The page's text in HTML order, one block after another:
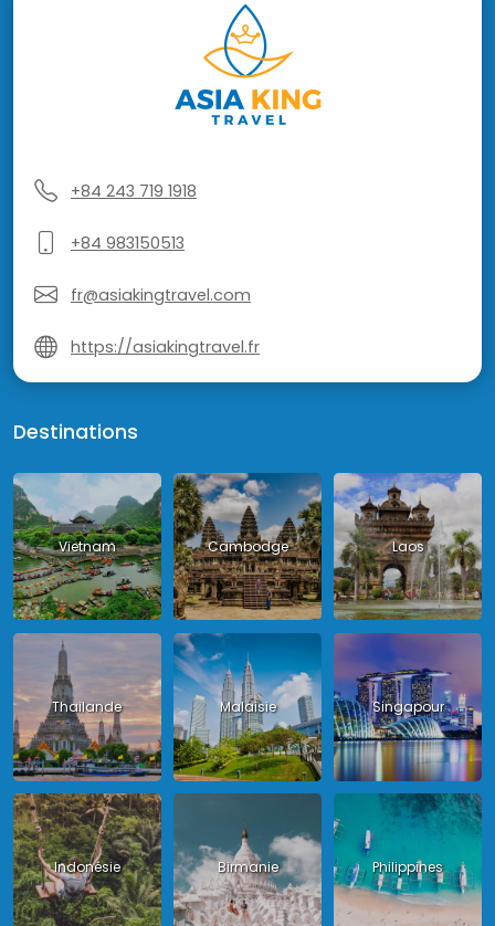
+84 243 719 1918
+84 983150513
fr@asiakingtravel.com
https://asiakingtravel.fr
Destinations
Vietnam Cambodge Laos
Thailande Malaisie Singapour
Indonésie Birmanie Philippines